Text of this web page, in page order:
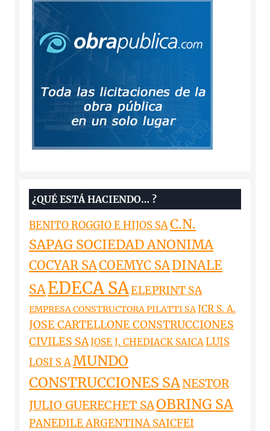
¿QUÉ ESTÁ HACIENDO… ?
BENITO ROGGIO E HIJOS SAC.N.
SAPAG SOCIEDAD ANONIMA
COCYAR SACOEMYC SADINALE
SAEDECA SAELEPRINT SA
EMPRESA CONSTRUCTORA PILATTI SAJCR S. A.
JOSE CARTELLONE CONSTRUCCIONES
CIVILES SAJOSE J. CHEDIACK SAICALUIS
LOSI S AMUNDO
CONSTRUCCIONES SANESTOR
JULIO GUERECHET SAOBRING SA
PANEDILE ARGENTINA SAICFEI